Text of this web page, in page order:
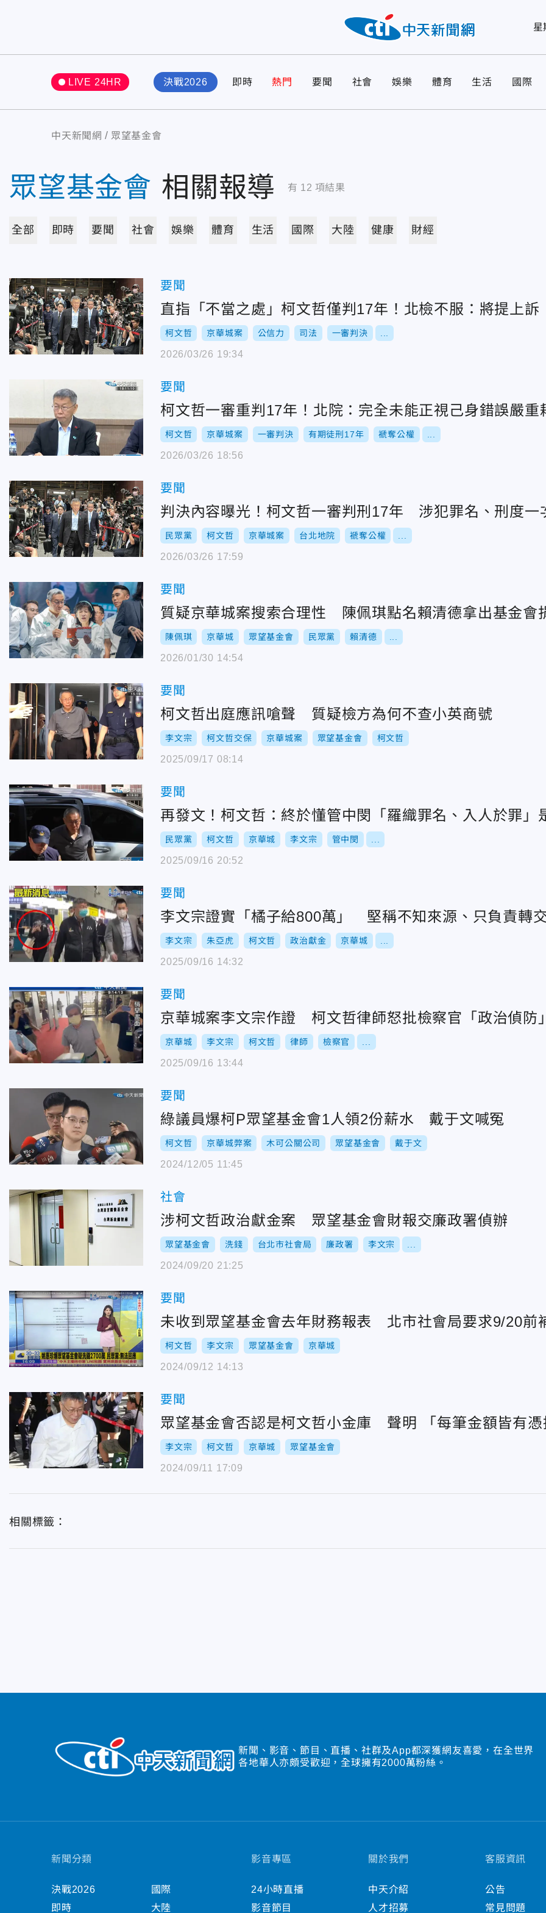
星
LIVE 24HR 決戰2026 即時 熱門 要聞 社會 娛樂 體育 生活 國際
中天新聞網 眾望基金會
眾望基金會 相關報導 有 12 項結果
全部 即時 要聞 社會 娛樂 體育 生活 國際 大陸 健康 財經
要聞
直指「不當之處」柯文哲僅判17年！北檢不服：將提上訴
柯文哲 京華城案 公信力 司法 一審判決
2026/03/26 19:34
要聞
柯文哲一審重判17年！北院：完全未能正視己身錯誤嚴重
柯文哲 京華城案 一審判決 有期徒刑17年 褫奪公權
2026/03/26 18:56
要聞
判決內容曝光！柯文哲一審判刑17年 涉犯罪名、刑度一
民眾黨 柯文哲 京華城案 台北地院 褫奪公權
2026/03/26 17:59
要聞
質疑京華城案搜索合理性 陳佩琪點名賴清德拿出基金會
陳佩琪 京華城 眾望基金會 民眾黨 賴清德
2026/01/30 14:54
要聞
柯文哲出庭應訊嗆聲 質疑檢方為何不查小英商號
李文宗 柯文哲交保 京華城案 眾望基金會 柯文哲
2025/09/17 08:14
要聞
再發文！柯文哲：終於懂管中閔「羅織罪名、入人於罪」
民眾黨 柯文哲 京華城 李文宗 管中閔
2025/09/16 20:52
要聞
李文宗證實「橘子給800萬」 堅稱不知來源、只負責轉
李文宗 朱亞虎 柯文哲 政治獻金 京華城
2025/09/16 14:32
要聞
京華城案李文宗作證 柯文哲律師怒批檢察官「政治偵防
京華城 李文宗 柯文哲 律師 檢察官
2025/09/16 13:44
要聞
綠議員爆柯P眾望基金會1人領2份薪水 戴于文喊冤
柯文哲 京華城弊案 木可公關公司 眾望基金會 戴于文
2024/12/05 11:45
社會
涉柯文哲政治獻金案 眾望基金會財報交廉政署偵辦
眾望基金會 洗錢 台北市社會局 廉政署 李文宗
2024/09/20 21:25
要聞
未收到眾望基金會去年財務報表 北市社會局要求9/20前
柯文哲 李文宗 眾望基金會 京華城
2024/09/12 14:13
要聞
眾望基金會否認是柯文哲小金庫 聲明 「每筆金額皆有憑
李文宗 柯文哲 京華城 眾望基金會
2024/09/11 17:09
相關標籤：
新聞、影音、節目、直播、社群及App都深獲網友喜愛，在全世界
各地華人亦頗受歡迎，全球擁有2000萬粉絲。
新聞分類
決戰2026
即時
國際
大陸
影音專區
24小時直播
影音節目
關於我們
中天介紹
人才招募
客服資訊
公告
常見問題